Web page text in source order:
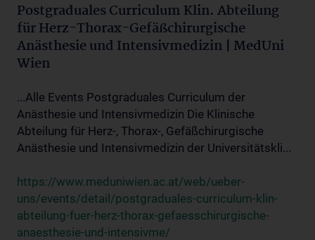
Postgraduales Curriculum Klin. Abteilung
für Herz-Thorax-Gefäßchirurgische
Anästhesie und Intensivmedizin | MedUni
Wien
...Alle Events Postgraduales Curriculum der
Anästhesie und Intensivmedizin Die Klinische
Abteilung für Herz-, Thorax-, Gefäßchirurgische
Anästhesie und Intensivmedizin der Universitätskli...
https://www.meduniwien.ac.at/web/ueber-
uns/events/detail/postgraduales-curriculum-klin-
abteilung-fuer-herz-thorax-gefaesschirurgische-
anaesthesie-und-intensivme/